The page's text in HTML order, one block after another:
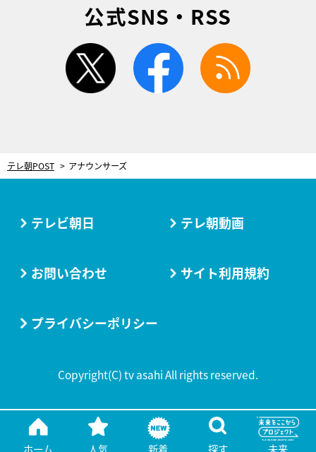
公式SNS・RSS
twitter facebook
テレ朝POST アナウンサーズ
ホーム 人気 新着 探す 未来
テレビ朝日 テレ朝動画
お問い合わせ サイト利用規約
プライバシーポリシー
Copyright(C) tv asahi All rights reserved.